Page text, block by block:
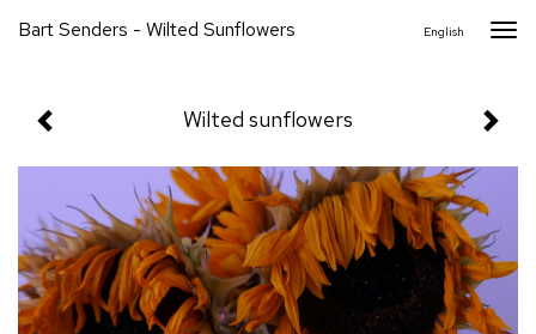
Bart Senders - Wilted Sunflowers English
Wilted sunflowers